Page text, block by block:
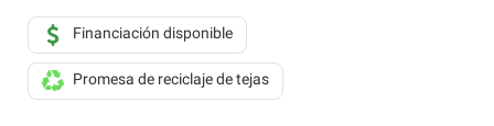
Financiación disponible
Promesa de reciclaje de tejas